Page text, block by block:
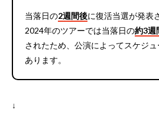
当落日の2週間後に復活当選が発表
2024年のツアーでは当落日の約3週
されたため、公演によってスケジ
あります。
↓